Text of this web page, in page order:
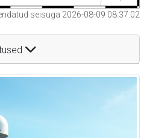
seisuga 2026-08-09 08:37:02